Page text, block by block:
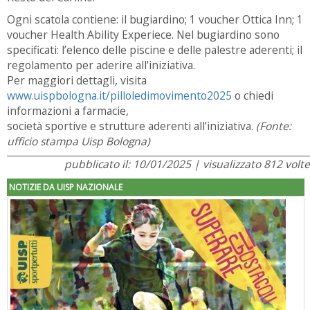
Ogni scatola contiene: il bugiardino; 1 voucher Ottica Inn; 1
voucher Health Ability Experiece. Nel bugiardino sono
specificati: l’elenco delle piscine e delle palestre aderenti; il
regolamento per aderire all’iniziativa.
Per maggiori dettagli, visita
www.uispbologna.it/pilloledimovimento2025 o chiedi
informazioni a farmacie,
società sportive e strutture aderenti all’iniziativa. (Fonte:
ufficio stampa Uisp Bologna)
pubblicato il: 10/01/2025 | visualizzato 812 volte
NOTIZIE DA UISP NAZIONALE